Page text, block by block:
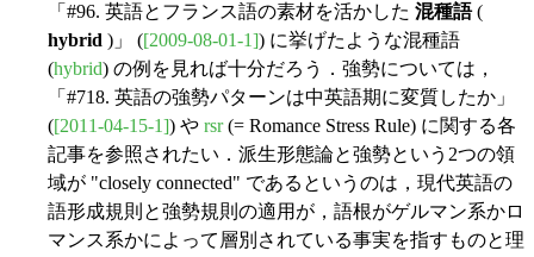
「#96. 英語とフランス語の素材を活かした 混種語(
hybrid )」 ([2009-08-01-1]) に挙げたような混種語
(hybrid) の例を見れば十分だろう．強勢については，
「#718. 英語の強勢パターンは中英語期に変質したか」
([2011-04-15-1]) や rsr(= Romance Stress Rule) に関する各
記事を参照されたい．派生形態論と強勢という2つの領
域が "closely connected" であるというのは，現代英語の
語形成規則と強勢規則の適用が，語根がゲルマン系かロ
マンス系かによって層別されている事実を指すものと理